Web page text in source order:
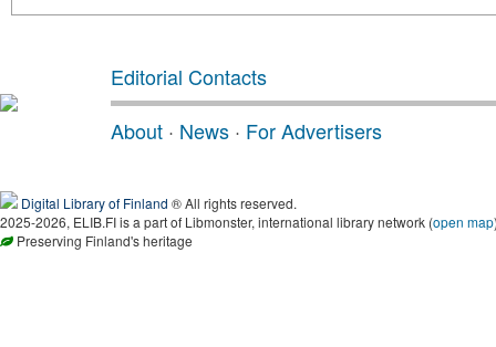
Editorial Contacts
About · News · For Advertisers
Digital Library of Finland ® All rights reserved.
2025-2026, ELIB.FI is a part of Libmonster, international library network (open map
Preserving Finland's heritage